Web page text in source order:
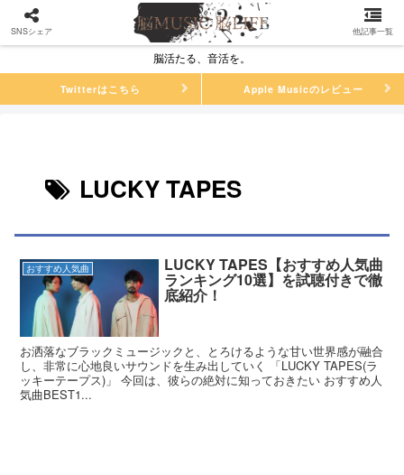
脳活たる、音活を。
Twitterはこちら Apple Musicのレビュー
LUCKY TAPES
おすすめ人気曲 LUCKY TAPES【おすすめ人気曲
ランキング10選】を試聴付きで徹
底紹介！
お洒落なブラックミュージックと、とろけるような甘い世界感が融合
し、非常に心地良いサウンドを生み出していく 「LUCKY TAPES(ラ
ッキーテープス)」 今回は、彼らの絶対に知っておきたい おすすめ人
気曲BEST1...
SNSシェア 他記事一覧